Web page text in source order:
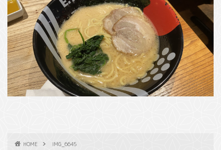
HOME IMG_6645